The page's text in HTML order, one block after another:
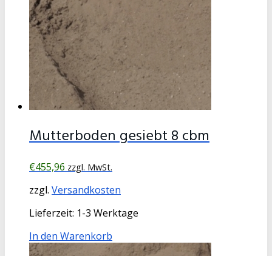
Mutterboden gesiebt 8 cbm
€455,96 zzgl. MwSt.
zzgl. Versandkosten
Lieferzeit: 1-3 Werktage
In den Warenkorb